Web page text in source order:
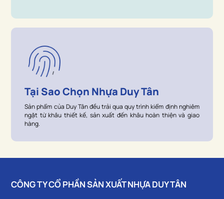
Tại Sao Chọn Nhựa Duy Tân
Sản phẩm của Duy Tân đều trải qua quy trình kiểm định nghiêm
ngặt từ khâu thiết kế, sản xuất đến khâu hoàn thiện và giao
hàng.
CÔNG TY CỔ PHẦN SẢN XUẤT NHỰA DUY TÂN